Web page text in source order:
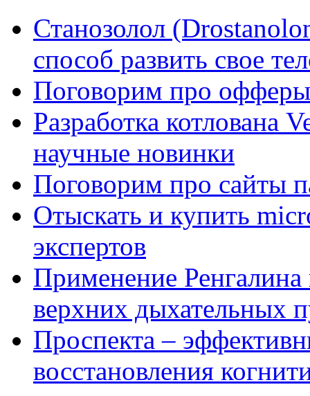
Станозолол
способ развить свое
Поговорим про
Разработка котлована
научные новинки
Поговорим про сайты
Отыскать и купить
экспертов
Применение Ренгалина
верхних дыхательных
Проспекта –
восстановления